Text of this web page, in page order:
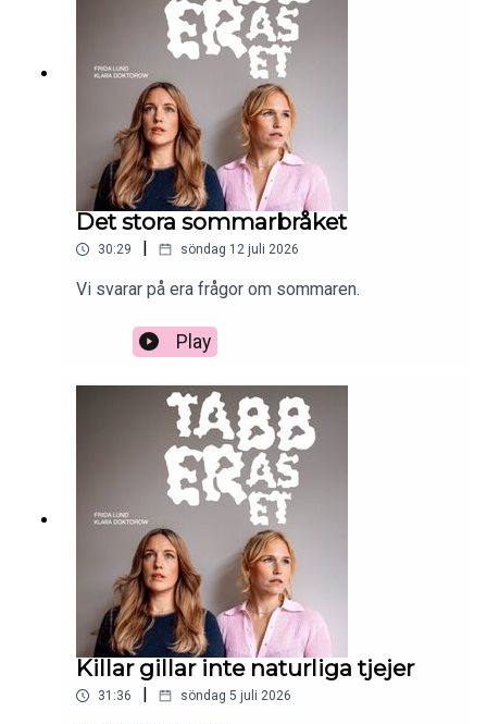
Det stora sommarbråket
30:29 söndag 12 juli 2026
Vi svarar på era frågor om sommaren.
Play
Killar gillar inte naturliga tjejer
31:36 söndag 5 juli 2026